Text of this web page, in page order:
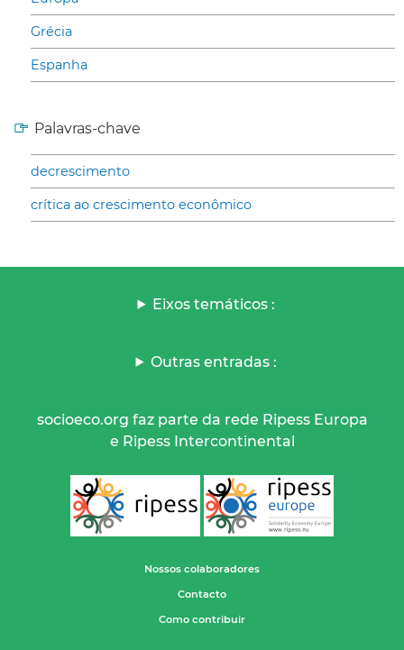
Grécia
Espanha
Palavras-chave
decrescimento
crítica ao crescimento econômico
Eixos temáticos :
Outras entradas :
socioeco.org faz parte da rede Ripess Europa
e Ripess Intercontinental
Nossos colaboradores
Contacto
Como contribuir